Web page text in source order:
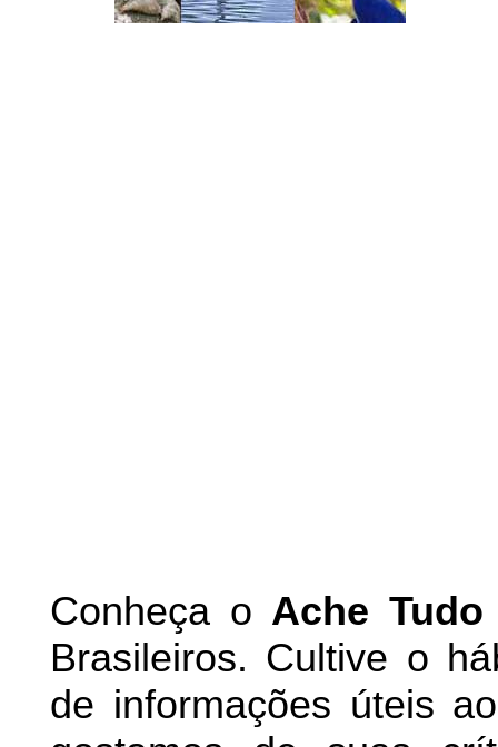
Conheça o Ache
Brasileiros. Cultive o
de informações úteis